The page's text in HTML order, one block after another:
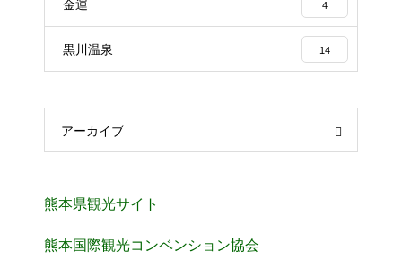
金運 4
黒川温泉 14
アーカイブ
熊本県観光サイト
熊本国際観光コンベンション協会